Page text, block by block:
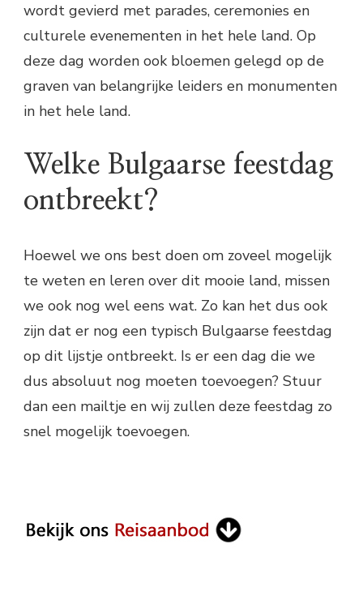
wordt gevierd met parades, ceremonies en
culturele evenementen in het hele land. Op
deze dag worden ook bloemen gelegd op de
graven van belangrijke leiders en monumenten
in het hele land.
Welke Bulgaarse feestdag
ontbreekt?
Hoewel we ons best doen om zoveel mogelijk
te weten en leren over dit mooie land, missen
we ook nog wel eens wat. Zo kan het dus ook
zijn dat er nog een typisch Bulgaarse feestdag
op dit lijstje ontbreekt. Is er een dag die we
dus absoluut nog moeten toevoegen? Stuur
dan een mailtje en wij zullen deze feestdag zo
snel mogelijk toevoegen.